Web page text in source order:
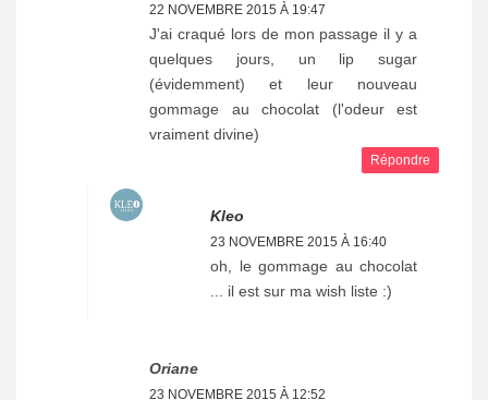
22 NOVEMBRE 2015 À 19:47
J'ai craqué lors de mon passage il y a
quelques jours, un lip sugar
(évidemment) et leur nouveau
gommage au chocolat (l'odeur est
vraiment divine)
Répondre
Kleo
23 NOVEMBRE 2015 À 16:40
oh, le gommage au chocolat
... il est sur ma wish liste :)
Oriane
23 NOVEMBRE 2015 À 12:52